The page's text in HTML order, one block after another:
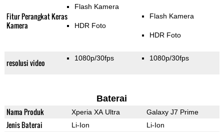
Fitur Perangkat Keras
Kamera
Flash Kamera
HDR Foto
Flash Kamera
HDR Foto
resolusi video 1080p/30fps 1080p/30fps
Baterai
Nama Produk Xperia XA Ultra Galaxy J7 Prime
Jenis Baterai Li-Ion Li-Ion